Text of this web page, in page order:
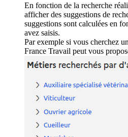
En fonction de la recherche
afficher des suggestions de
suggestions sont calculées en
avez saisis.
Par exemple si vous cherchez
France Travail peut vous